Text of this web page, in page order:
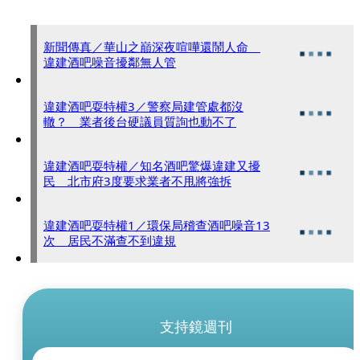
新聞傳真／華山之巔深夜喧嘩還鬧人命
違建酒吧噪音擾鄰無人管
違建酒吧耍特權3／警察局建管處都沒
轍？ 業者後台硬議員質詢也動不了
違建酒吧耍特權／知名酒吧驚爆違建又擾
民 北市府3度要求業者不甩將強拆
違建酒吧耍特權1／環保局稽查酒吧噪音13
次 居民不滿查不到違規
支持鏡週刊